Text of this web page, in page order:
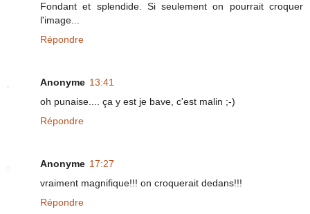
Fondant et splendide. Si seulement on pourrait croquer
l'image...
Répondre
Anonyme 13:41
oh punaise.... ça y est je bave, c'est malin ;-)
Répondre
Anonyme 17:27
vraiment magnifique!!! on croquerait dedans!!!
Répondre